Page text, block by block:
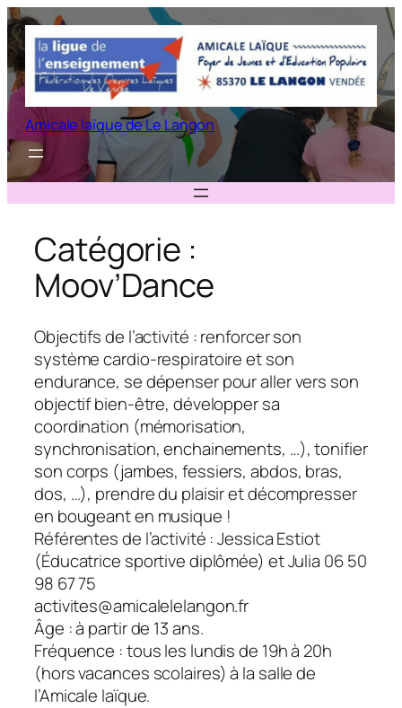
Aller
au
contenu
Amicale laïque de Le Langon
Catégorie :
Moov’Dance
Objectifs de l’activité : renforcer son
système cardio-respiratoire et son
endurance, se dépenser pour aller vers son
objectif bien-être, développer sa
coordination (mémorisation,
synchronisation, enchainements, …), tonifier
son corps (jambes, fessiers, abdos, bras,
dos, …), prendre du plaisir et décompresser
en bougeant en musique !
Référentes de l’activité : Jessica Estiot
(Éducatrice sportive diplômée) et Julia 06 50
98 67 75
activites@amicalelelangon.fr
Âge : à partir de 13 ans.
Fréquence : tous les lundis de 19h à 20h
(hors vacances scolaires) à la salle de
l’Amicale laïque.